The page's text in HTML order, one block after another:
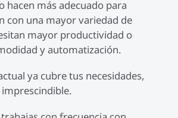
hacen más adecuado para
con una mayor variedad de
mayor productividad o
y automatización.
ya cubre tus necesidades,